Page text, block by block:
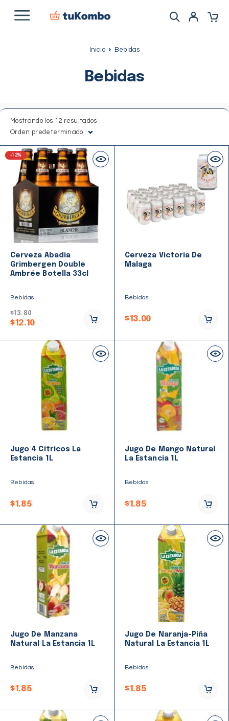
Inicio Bebidas
Bebidas
Mostrando los 12 resultados
Orden predeterminado
-12%
Cerveza Abadía
Grimbergen Double
Ambrée Botella 33cl
Bebidas
$13.80
$12.10
Cerveza Victoria De
Malaga
Bebidas
$13.00
Jugo 4 Cítricos La
Estancia 1L
Bebidas
$1.85
Jugo De Mango Natural
La Estancia 1L
Bebidas
$1.85
Jugo De Manzana
Natural La Estancia 1L
Bebidas
$1.85
Jugo De Naranja-Piña
Natural La Estancia 1L
Bebidas
$1.85